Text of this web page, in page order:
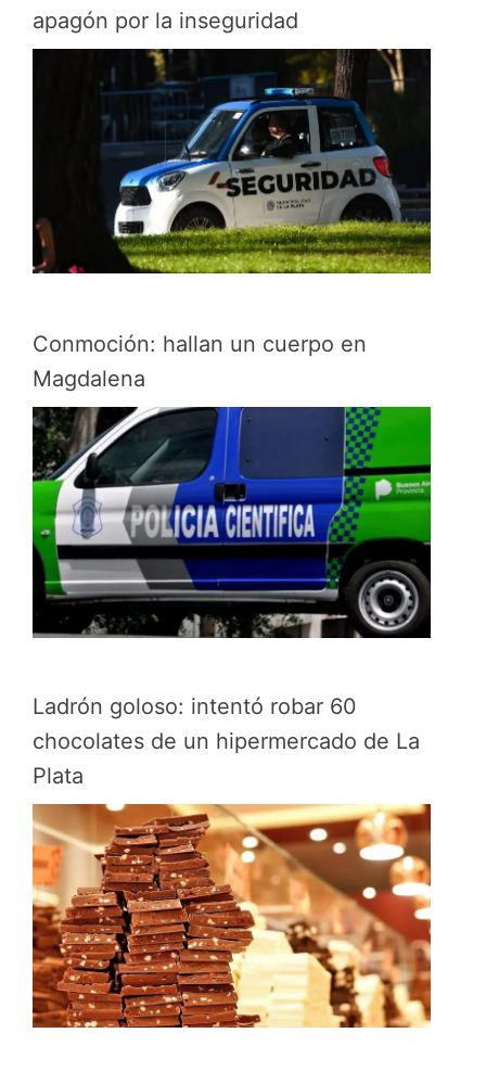
apagón por la inseguridad
Conmoción: hallan un cuerpo en
Magdalena
Ladrón goloso: intentó robar 60
chocolates de un hipermercado de La
Plata